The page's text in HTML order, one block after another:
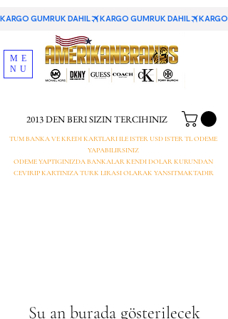
KARGO GUMRUK DAHIL
2013 DEN BERI SIZIN TERCIHINIZ
TUM BANKA VE KREDI KARTLARI ILE ISTER USD ISTER TL ODEME
YAPABILIRSINIZ
ODEME YAPTIGINIZDA BANKALAR KENDI DOLAR KURUNDAN
CEVIRIP KARTINIZA TURK LIRASI OLARAK YANSITMAKTADIR
ME
NU
Şu an burada gösterilecek